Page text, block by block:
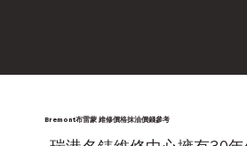
Bremont布雷蒙 維修價格抹油價錢參考